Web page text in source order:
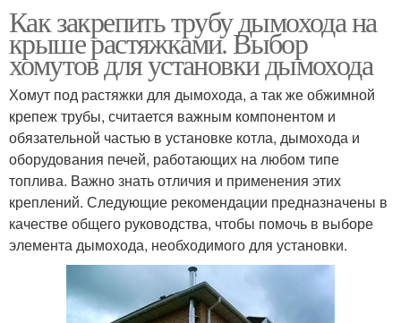
Как закрепить трубу дымохода на
крыше растяжками. Выбор
хомутов для установки дымохода
Хомут под растяжки для дымохода, а так же обжимной
крепеж трубы, считается важным компонентом и
обязательной частью в установке котла, дымохода и
оборудования печей, работающих на любом типе
топлива. Важно знать отличия и применения этих
креплений. Следующие рекомендации предназначены в
качестве общего руководства, чтобы помочь в выборе
элемента дымохода, необходимого для установки.